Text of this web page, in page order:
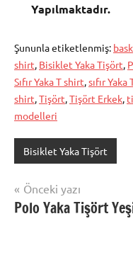
Yapılmaktadır.
Şununla etiketlenmiş:
shirt Bisiklet Yaka Tişört
Sıfır Yaka T shirt sıfır Yaka
shirt Tişört Tişört Erkek
modelleri
Bisiklet Yaka Tişört
Yazı
gezinmesi
Önceki yazı
Polo Yaka Tişört